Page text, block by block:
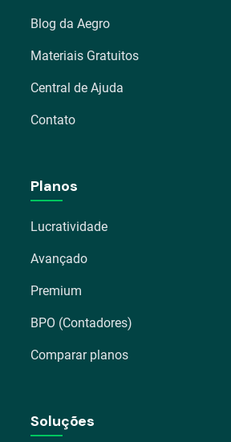
Blog da Aegro
Materiais Gratuitos
Central de Ajuda
Contato
Planos
Lucratividade
Avançado
Premium
BPO (Contadores)
Comparar planos
Soluções